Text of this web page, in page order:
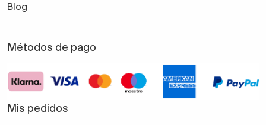
Blog
Métodos de pago
Mis pedidos